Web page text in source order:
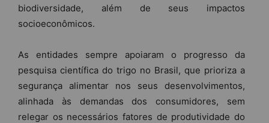
biodiversidade, além de seus impactos
socioeconômicos.
As entidades sempre apoiaram o progresso da
pesquisa científica do trigo no Brasil, que prioriza a
segurança alimentar nos seus desenvolvimentos,
alinhada às demandas dos consumidores, sem
relegar os necessários fatores de produtividade do